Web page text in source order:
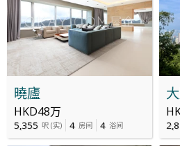
曉廬
HKD48万
5,355 呎 (实) 4 房间 4 浴间